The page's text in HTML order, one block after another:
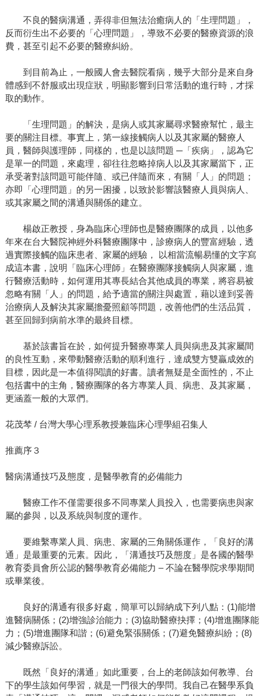
不良的醫病溝通，弄得非但無法治癒病人的「生理問題」，
反而衍生出不必要的「心理問題」，導致不必要的醫療資源的浪
費，甚至引起不必要的醫療糾紛。
到目前為止，一般國人會去醫院看病，幾乎大部分是來自身
體感到不舒服或出現症狀，明顯影響到日常活動的進行時，才採
取的動作。
「生理問題」的解決，是病人或其家屬尋求醫療幫忙，最主
要的關注目標。事實上，第一線接觸病人以及其家屬的醫療人
員，醫師與護理師，同樣的，也是以該問題 ─「疾病」，認為它
是單一的問題，來處理，卻往往忽略掉病人以及其家屬當下，正
承受著對該問題可能伴隨、或已伴隨而來，有關「人」的問題；
亦即「心理問題」的另一困擾，以致於影響該醫療人員與病人、
或其家屬之間的溝通與關係的建立。
楊啟正教授，身為臨床心理師也是醫療團隊的成員，以他多
年來在台大醫院神經外科醫療團隊中，診療病人的豐富經驗，透
過實際接觸的臨床患者、家屬的經驗， 以相當流暢易懂的文字寫
成這本書，說明「臨床心理師」在醫療團隊接觸病人與家屬，進
行醫療活動時，如何運用其專長結合其他成員的專業，將容易被
忽略有關「人」的問題，給予適當的關注與處置，藉以達到妥善
治療病人及解決其家屬擔憂照顧等問題，改善他們的生活品質，
甚至回歸到病前水準的最終目標。
基於該書旨在於，如何提升醫療專業人員與病患及其家屬間
的良性互動，來帶動醫療活動的順利進行，達成雙方雙贏成效的
目標，因此是一本值得閱讀的好書。讀者無疑是全面性的，不止
包括書中的主角，醫療團隊的各方專業人員、病患、及其家屬，
更涵蓋一般的大眾們。
花茂棽 / 台灣大學心理系教授兼臨床心理學組召集人
推薦序３
醫病溝通技巧及態度，是醫學教育的必備能力
醫療工作不僅需要很多不同專業人員投入，也需要病患與家
屬的參與，以及系統與制度的運作。
要維繫專業人員、病患、家屬的三角關係運作，「良好的溝
通」是最重要的元素。因此，「溝通技巧及態度」是各國的醫學
教育委員會所公認的醫學教育必備能力 – 不論在醫學院求學期間
或畢業後。
良好的溝通有很多好處，簡單可以歸納成下列八點：(1)能增
進醫病關係；(2)增強診治能力；(3)協助醫療抉擇；(4)增進團隊能
力；(5)增進團隊和諧；(6)避免緊張關係；(7)避免醫療糾紛；(8)
減少醫療訴訟。
既然「良好的溝通」如此重要，台上的老師該如何教導、台
下的學生該如何學習，就是一門很大的學問。我自己在醫學系負